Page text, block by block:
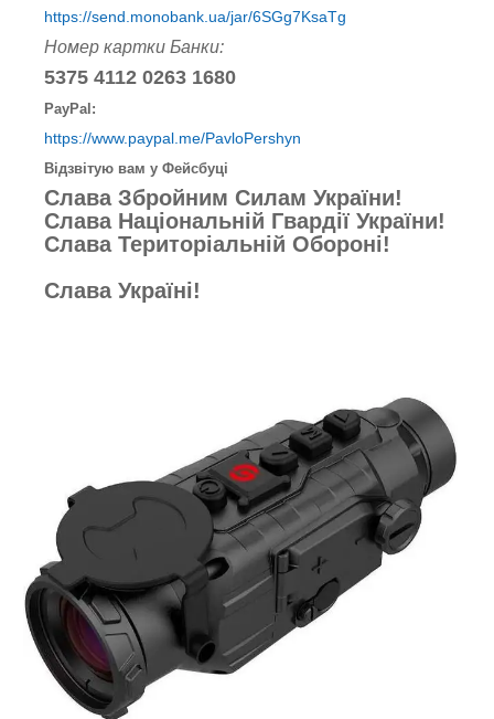
https://send.monobank.ua/jar/6SGg7KsaTg
Номер картки Банки:
5375 4112 0263 1680
PayPal:
https://www.paypal.me/PavloPershyn
Відзвітую вам у Фейсбуці
Слава Збройним Силам України!
Слава Національній Гвардії України!
Слава Територіальній Обороні!
Слава Україні!